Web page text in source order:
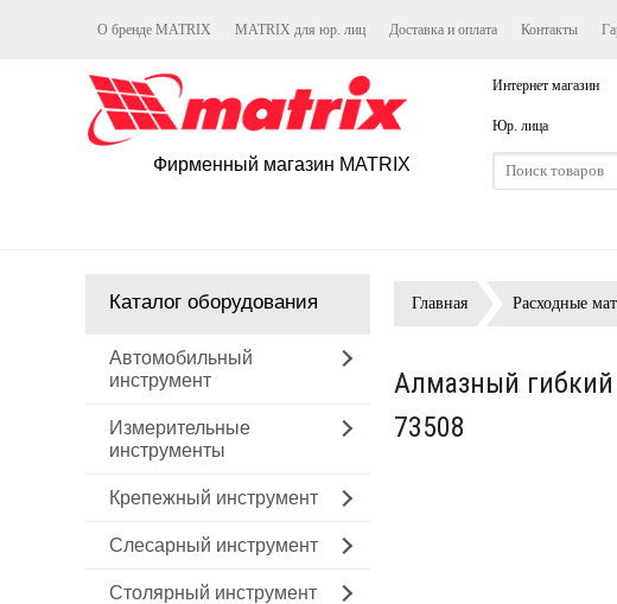
О бренде MATRIX MATRIX для юр. лиц Доставка и оплата Контакты
Фирменный магазин MATRIX
Интернет магазин
Юр. лица
Каталог оборудования
Автомобильный
инструмент
Измерительные
инструменты
Крепежный инструмент
Слесарный инструмент
Столярный инструмент
Главная Расходные
Алмазный
73508